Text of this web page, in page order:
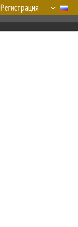
Регистрация